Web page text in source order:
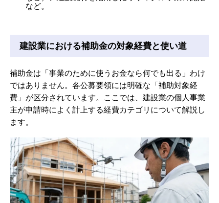
など。
建設業における補助金の対象経費と使い道
補助金は「事業のために使うお金なら何でも出る」わけ
ではありません。各公募要領には明確な「補助対象経
費」が区分されています。ここでは、建設業の個人事業
主が申請時によく計上する経費カテゴリについて解説し
ます。